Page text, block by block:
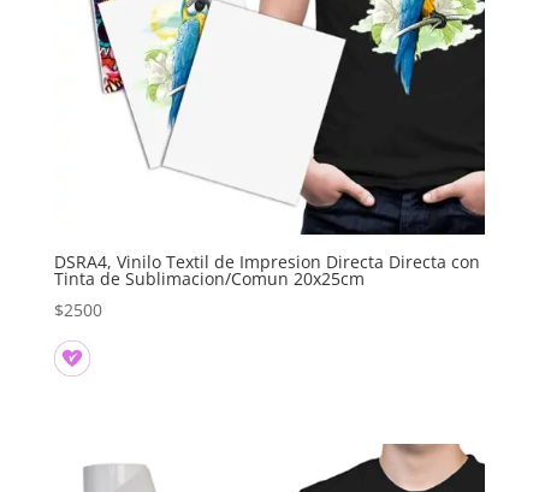
DSRA4, Vinilo Textil de Impresion Directa Directa con
Tinta de Sublimacion/Comun 20x25cm
$2500